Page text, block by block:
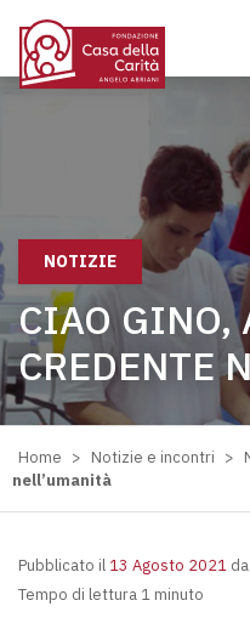
NOTIZIE
CIAO GINO,
CREDENTE
Home > Notizie e incontri >
nell’umanità
Pubblicato il 13 Agosto 2021 da
Tempo di lettura 1 minuto